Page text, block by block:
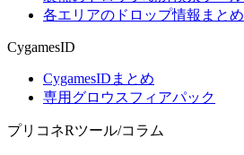
各エリアのドロップ情報まとめ
CygamesID
CygamesIDまとめ
専用グロウスフィアパック
プリコネRツール/コラム